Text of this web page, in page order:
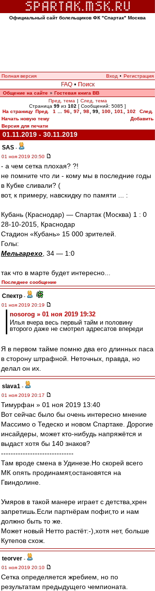
Официальный сайт болельщиков ФК "Спартак" Москва
Полная версия Вход • Регистрация
FAQ • Поиск
Общение на сайте » Гостевая книга ВВ
Пред. тема | След. тема
Страница 99 из 102 [ Сообщений: 5085 ]
На страницу Пред. 1 96 97 98 99, 100 101 102
След.
Начать новую тему
Добавить
Версия для печати
01.11.2019 - 30.11.2019
SAS -
01 ноя 2019 20:50
- а чем сетка плохая? ?!
не помните что ли - кому мы в последние годы
в Кубке сливали? (
вот, к примеру, навскидку по памяти ... :
Кубань (Краснодар) — Спартак (Москва) 1 : 0
28-10-2015, Краснодар
Стадион «Кубань» 15 000 зрителей.
Голы:
Мельгарехо , 34 — 1:0
так что в марте будет интересно...
Последнее сообщение
Спектр -
01 ноя 2019 20:19
nosorog » 01 ноя 2019 19:32
Илья вчера весь первый тайм и половину
второго даже не смотрел адресатов впереди
Я в первом тайме помню два его длинных паса
в сторону штрафной. Неточных, правда, но
делал он их.
slava1 -
01 ноя 2019 20:17
Тимурфан » 01 ноя 2019 13:40
Вот сейчас было бы очень интересно мнение
Массимо о Тедеско и новом Спартаке. Дорогие
инсайдеры, может кто-нибудь напряжётся и
выдаст хотя бы 140 знаков?
------------------------------
Там вроде смена в Удинезе.Но скорей всего
МК опять продинамят,остановятся на
Гвиндолине.
Умяров в такой манере играет с детства,хрен
запретишь.Если партнёрам пофиг,то и нам
должно быть то же.
Может новый Нетто растёт:-),хотя нет, больше
Кутепов схож.
teorver -
01 ноя 2019 20:10
Сетка определяется жребием, но по
результатам предыдущего чемпионата.